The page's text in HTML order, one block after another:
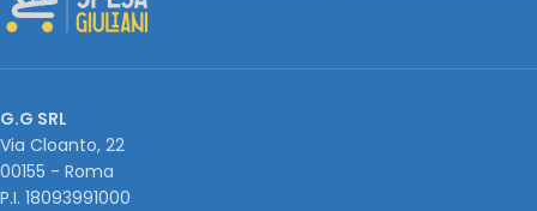
G.G SRL
Via Cloanto, 22
00155 - Roma
P.I. ‭18093991000